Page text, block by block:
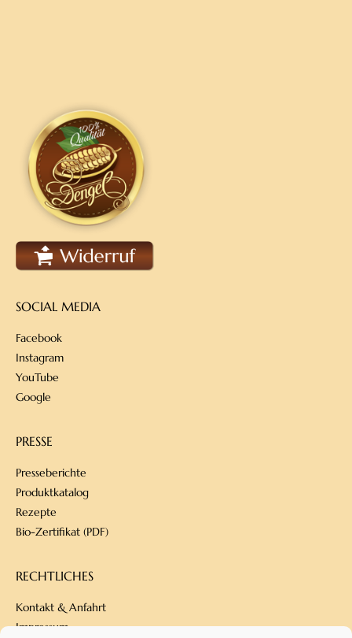
SOCIAL MEDIA
Facebook
Instagram
YouTube
Google
PRESSE
Presseberichte
Produktkatalog
Rezepte
Bio-Zertifikat (PDF)
RECHTLICHES
Kontakt & Anfahrt
Impressum